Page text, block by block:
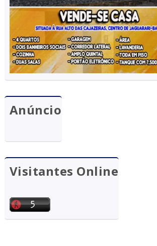
Anúncio
Visitantes Online